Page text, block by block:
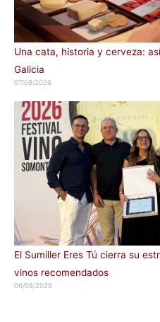
Una cata, historia y cerveza:
Galicia
07/08/2026
El Sumiller Eres Tú cierra su
vinos recomendados
06/08/2026